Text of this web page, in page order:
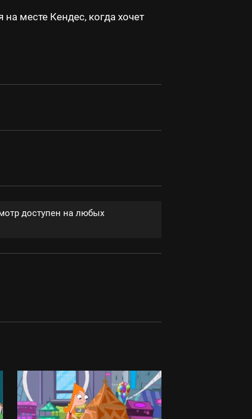
месте Кендес, когда хочет
доступен на любых